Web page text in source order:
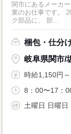
関市にあるメーカ
業のお仕事です。 20代30代40代50代が活躍中 ◇組立 → プラスチッ
ク部品に、 部...
梱包・仕分
岐阜県関市/
時給1,150円～
8：00〜17：
土曜日 日曜日